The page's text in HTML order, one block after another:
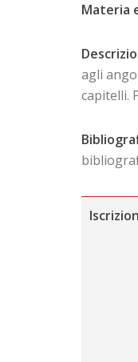
Materia
agli
capitelli.